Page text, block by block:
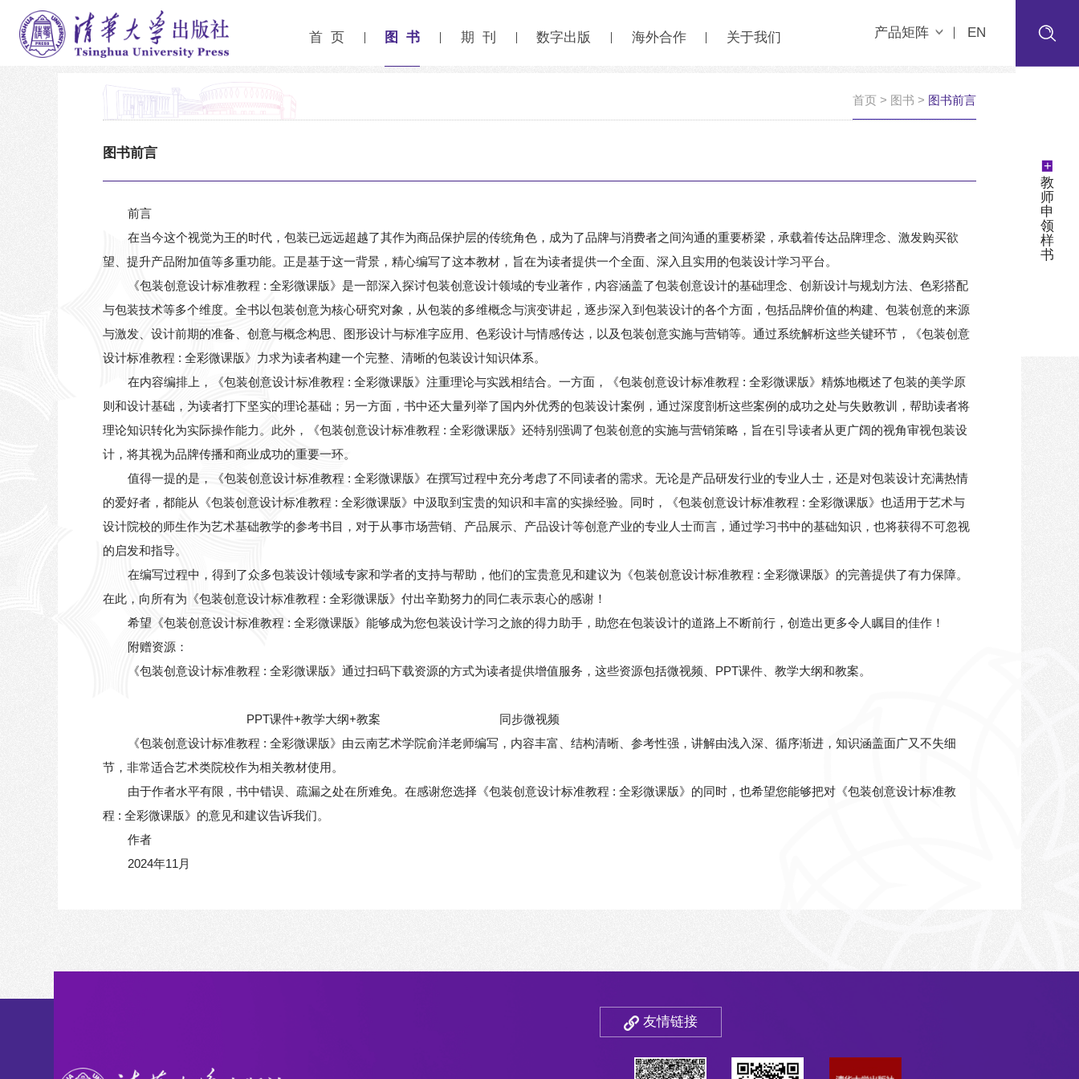
首 页 图 书 期 刊 数字出版 海外合作 关于我们 产品矩阵 EN
+
教
师
申
领
样
书
首页 > 图书 > 图书前言
图书前言
前言
在当今这个视觉为王的时代，包装已远远超越了其作为商品保护层的传统角色，成为了品牌与消费者之间沟通的重要桥梁，承载着传达品牌理念、激发购买欲
望、提升产品附加值等多重功能。正是基于这一背景，精心编写了这本教材，旨在为读者提供一个全面、深入且实用的包装设计学习平台。
《包装创意设计标准教程 : 全彩微课版》是一部深入探讨包装创意设计领域的专业著作，内容涵盖了包装创意设计的基础理念、创新设计与规划方法、色彩搭配
与包装技术等多个维度。全书以包装创意为核心研究对象，从包装的多维概念与演变讲起，逐步深入到包装设计的各个方面，包括品牌价值的构建、包装创意的来源
与激发、设计前期的准备、创意与概念构思、图形设计与标准字应用、色彩设计与情感传达，以及包装创意实施与营销等。通过系统解析这些关键环节，《包装创意
设计标准教程 : 全彩微课版》力求为读者构建一个完整、清晰的包装设计知识体系。
在内容编排上，《包装创意设计标准教程 : 全彩微课版》注重理论与实践相结合。一方面，《包装创意设计标准教程 : 全彩微课版》精炼地概述了包装的美学原
则和设计基础，为读者打下坚实的理论基础；另一方面，书中还大量列举了国内外优秀的包装设计案例，通过深度剖析这些案例的成功之处与失败教训，帮助读者将
理论知识转化为实际操作能力。此外，《包装创意设计标准教程 : 全彩微课版》还特别强调了包装创意的实施与营销策略，旨在引导读者从更广阔的视角审视包装设
计，将其视为品牌传播和商业成功的重要一环。
值得一提的是，《包装创意设计标准教程 : 全彩微课版》在撰写过程中充分考虑了不同读者的需求。无论是产品研发行业的专业人士，还是对包装设计充满热情
的爱好者，都能从《包装创意设计标准教程 : 全彩微课版》中汲取到宝贵的知识和丰富的实操经验。同时，《包装创意设计标准教程 : 全彩微课版》也适用于艺术与
设计院校的师生作为艺术基础教学的参考书目，对于从事市场营销、产品展示、产品设计等创意产业的专业人士而言，通过学习书中的基础知识，也将获得不可忽视
的启发和指导。
在编写过程中，得到了众多包装设计领域专家和学者的支持与帮助，他们的宝贵意见和建议为《包装创意设计标准教程 : 全彩微课版》的完善提供了有力保障。
在此，向所有为《包装创意设计标准教程 : 全彩微课版》付出辛勤努力的同仁表示衷心的感谢！
希望《包装创意设计标准教程 : 全彩微课版》能够成为您包装设计学习之旅的得力助手，助您在包装设计的道路上不断前行，创造出更多令人瞩目的佳作！
附赠资源：
《包装创意设计标准教程 : 全彩微课版》通过扫码下载资源的方式为读者提供增值服务，这些资源包括微视频、PPT课件、教学大纲和教案。
PPT课件+教学大纲+教案 同步微视频
《包装创意设计标准教程 : 全彩微课版》由云南艺术学院俞洋老师编写，内容丰富、结构清晰、参考性强，讲解由浅入深、循序渐进，知识涵盖面广又不失细
节，非常适合艺术类院校作为相关教材使用。
由于作者水平有限，书中错误、疏漏之处在所难免。在感谢您选择《包装创意设计标准教程 : 全彩微课版》的同时，也希望您能够把对《包装创意设计标准教
程 : 全彩微课版》的意见和建议告诉我们。
作者
2024年11月
友情链接